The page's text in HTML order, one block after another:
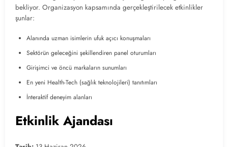
bekliyor. Organizasyon kapsamında gerçekleştirilecek etkinlikler
şunlar:
Alanında uzman isimlerin ufuk açıcı konuşmaları
Sektörün geleceğini şekillendiren panel oturumları
Girişimci ve öncü markaların sunumları
En yeni Health-Tech (sağlık teknolojileri) tanıtımları
İnteraktif deneyim alanları
Etkinlik Ajandası